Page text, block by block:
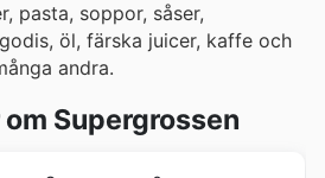
pasta, soppor, såser,
öl, färska juicer, kaffe och
andra.
Supergrossen